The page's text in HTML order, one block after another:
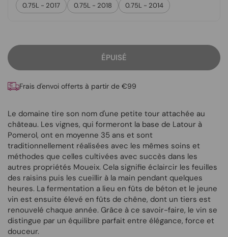
0.75L - 2017
0.75L - 2018 0.75L - 2014
ÉPUISÉ
Frais d'envoi offerts à partir de €99
Le domaine tire son nom d'une petite tour attachée au
château. Les vignes, qui formeront la base de Latour à
Pomerol, ont en moyenne 35 ans et sont
traditionnellement réalisées avec les mêmes soins et
méthodes que celles cultivées avec succès dans les
autres propriétés Moueix. Cela signifie éclaircir les feuilles
des raisins puis les cueillir à la main pendant quelques
heures. La fermentation a lieu en fûts de béton et le jeune
vin est ensuite élevé en fûts de chêne, dont un tiers est
renouvelé chaque année. Grâce à ce savoir-faire, le vin se
distingue par un équilibre parfait entre élégance, force et
douceur.